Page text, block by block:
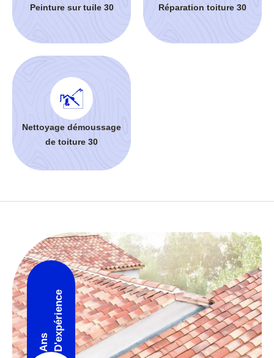
Peinture sur tuile 30 Réparation toiture 30
Nettoyage démoussage
de toiture 30
Ans D'expérience